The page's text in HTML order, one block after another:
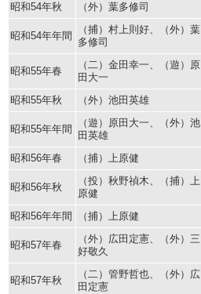
昭和54年秋 （外）葉多修司
昭和54年年間
（捕）村上則好、（外）葉
多修司
昭和55年春
（二）金田幸一、（遊）原
田大一
昭和55年秋
（外）池田英雄
昭和55年年間
（遊）原田大一、（外）池
田英雄
昭和56年春
（捕）上原健
昭和56年秋
（投）秋野禎木、（捕）上
原健
昭和56年年間
（捕）上原健
昭和57年春
（外）広田定憲、（外）三
好敬久
昭和57年秋
（二）管野哲也、（外）広
田定憲